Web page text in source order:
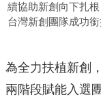
續協助新創向下扎
台灣新創團隊成功銜
為全力扶植新創
兩階段賦能入選